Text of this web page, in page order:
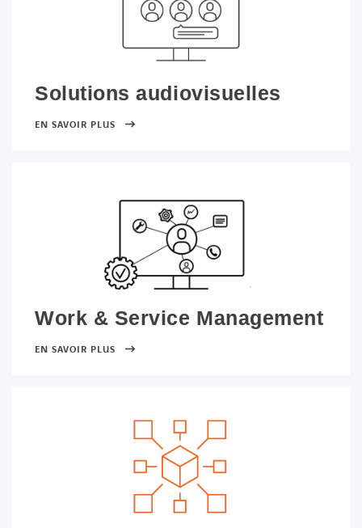
Solutions audiovisuelles
EN SAVOIR PLUS
Work & Service Management
EN SAVOIR PLUS